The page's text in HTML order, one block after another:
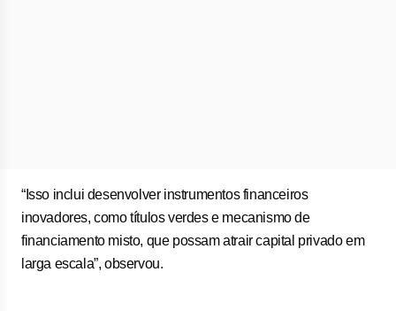
“Isso inclui desenvolver instrumentos financeiros
inovadores, como títulos verdes e mecanismo de
financiamento misto, que possam atrair capital privado em
larga escala”, observou.